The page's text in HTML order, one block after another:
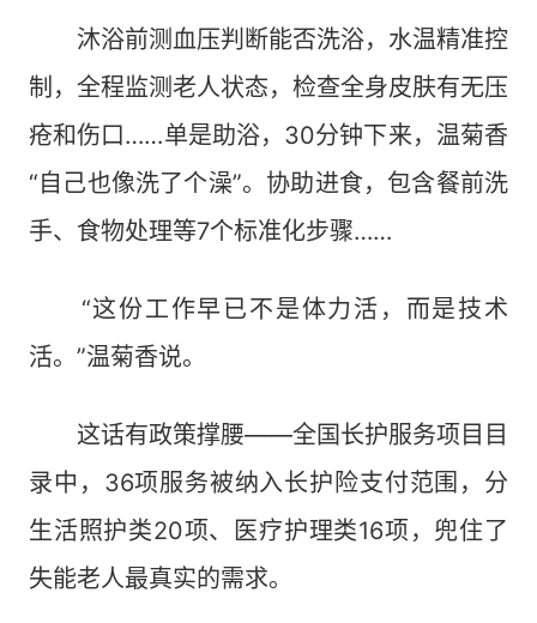
沐浴前测血压判断能否洗浴，水温精准控
制，全程监测老人状态，检查全身皮肤有无压
疮和伤口……单是助浴，30分钟下来，温菊香
“自己也像洗了个澡”。协助进食，包含餐前洗
手、食物处理等7个标准化步骤……
“这份工作早已不是体力活，而是技术
活。”温菊香说。
这话有政策撑腰——全国长护服务项目目
录中，36项服务被纳入长护险支付范围，分
生活照护类20项、医疗护理类16项，兜住了
失能老人最真实的需求。